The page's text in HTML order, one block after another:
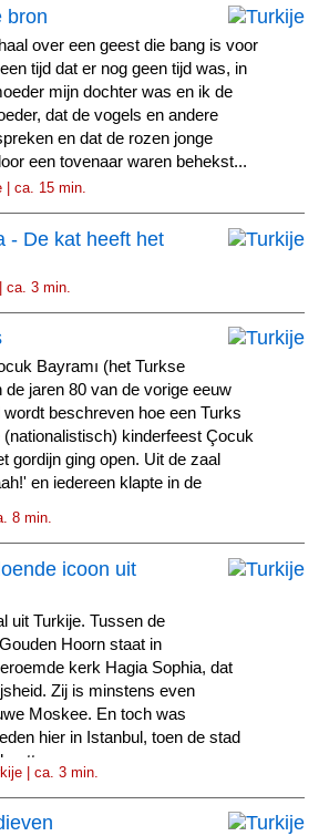
bron
over een geest die bang is voor
tijd dat er nog geen tijd was, in
mijn dochter was en ik de
dat de vogels en andere
en dat de rozen jonge
een tovenaar waren behekst...
| ca. 15 min.
- De kat heeft het
ca. 3 min.
Bayramı (het Turkse
de jaren 80 van de vorige eeuw
beschreven hoe een Turks
(nationalistisch) kinderfeest Çocuk
gordijn ging open. Uit de zaal
en iedereen klapte in de
8 min.
icoon uit
uit Turkije. Tussen de
Hoorn staat in
kerk Hagia Sophia, dat
Zij is minstens even
Moskee. En toch was
hier in Istanbul, toen de stad
| ca. 3 min.